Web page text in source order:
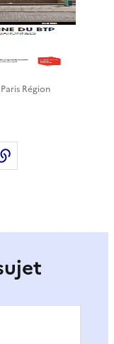
Région
LinkedInpar email